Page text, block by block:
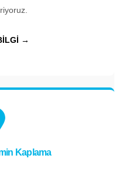
→
Kaplama